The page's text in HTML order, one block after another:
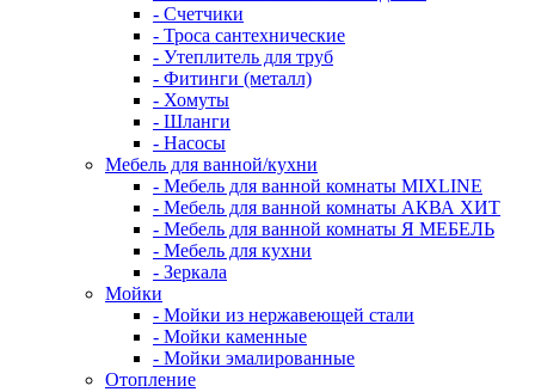
- Счетчики
- Троса сантехнические
- Утеплитель для труб
- Фитинги (металл)
- Хомуты
- Шланги
- Насосы
Мебель для ванной/кухни
- Мебель для ванной комнаты MIXLINE
- Мебель для ванной комнаты АКВА ХИТ
- Мебель для ванной комнаты Я МЕБЕЛЬ
- Мебель для кухни
- Зеркала
Мойки
- Мойки из нержавеющей стали
- Мойки каменные
- Мойки эмалированные
Отопление